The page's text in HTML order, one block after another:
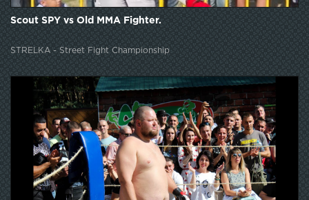
Scout SPY vs Old MMA Fighter.
STRELKA - Street Fight Championship